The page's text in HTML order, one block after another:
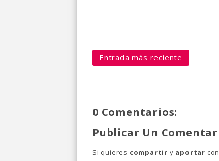
Entrada más reciente
0 Comentarios:
Publicar Un
Si quieres compartir y aportar